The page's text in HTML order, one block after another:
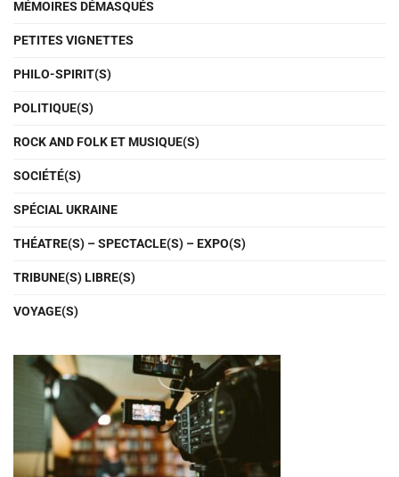
MÉMOIRES DÉMASQUÉS
PETITES VIGNETTES
PHILO-SPIRIT(S)
POLITIQUE(S)
ROCK AND FOLK ET MUSIQUE(S)
SOCIÉTÉ(S)
SPÉCIAL UKRAINE
THÉATRE(S) – SPECTACLE(S) – EXPO(S)
TRIBUNE(S) LIBRE(S)
VOYAGE(S)